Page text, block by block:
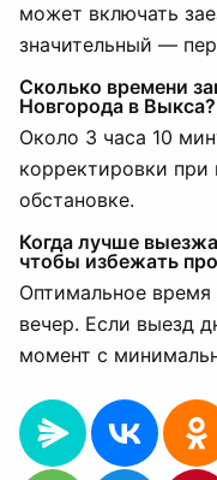
может включать
значительный —
Сколько времени
Новгорода в Выкса?
Около 3 часа 10
корректировки при
обстановке.
Когда лучше
чтобы избежать
Оптимальное
вечер. Если выезд
момент с